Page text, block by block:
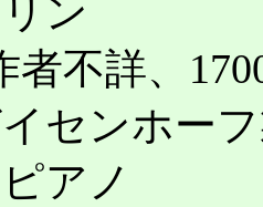
ン
不詳、
センホー
アノ